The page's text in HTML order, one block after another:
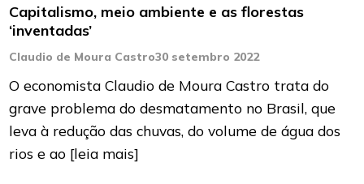
Capitalismo, meio ambiente e as florestas
‘inventadas’
Claudio de Moura Castro30 setembro 2022
O economista Claudio de Moura Castro trata do
grave problema do desmatamento no Brasil, que
leva à redução das chuvas, do volume de água dos
rios e ao [leia mais]